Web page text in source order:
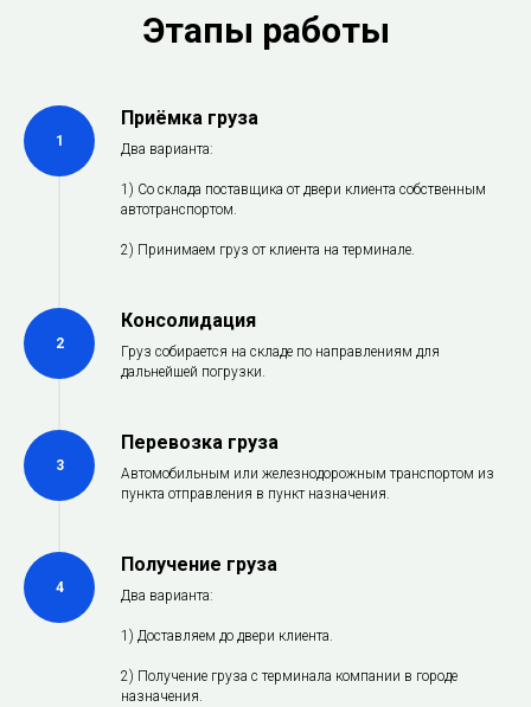
Этапы работы
1
Приёмка груза
Два варианта:
1) Со склада поставщика от двери клиента собственным
автотранспортом.
2) Принимаем груз от клиента на терминале.
2
Консолидация
Груз собирается на складе по направлениям для
дальнейшей погрузки.
3
Перевозка груза
Автомобильным или железнодорожным транспортом из
пункта отправления в пункт назначения.
4
Получение груза
Два варианта:
1) Доставляем до двери клиента.
2) Получение груза с терминала компании в городе
назначения.